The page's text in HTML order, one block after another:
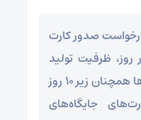
صدور کارت
در روز، ظرفیت تولید
افزایش یافته و تحویل کارت‌ها همچنان زیر ۱۰ روز
جایگاه‌های